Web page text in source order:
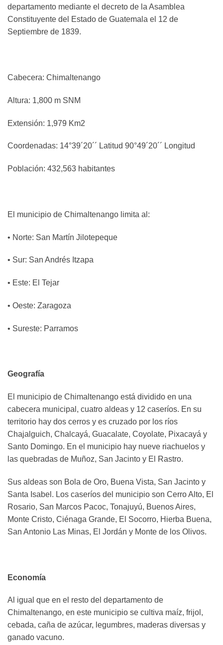
departamento mediante el decreto de la Asamblea
Constituyente del Estado de Guatemala el 12 de
Septiembre de 1839.
Cabecera: Chimaltenango
Altura: 1,800 m SNM
Extensión: 1,979 Km2
Coordenadas: 14°39´20´´ Latitud 90°49´20´´ Longitud
Población: 432,563 habitantes
El municipio de Chimaltenango limita al:
• Norte: San Martín Jilotepeque
• Sur: San Andrés Itzapa
• Este: El Tejar
• Oeste: Zaragoza
• Sureste: Parramos
Geografía
El municipio de Chimaltenango está dividido en una
cabecera municipal, cuatro aldeas y 12 caseríos. En su
territorio hay dos cerros y es cruzado por los ríos
Chajalguich, Chalcayá, Guacalate, Coyolate, Pixacayá y
Santo Domingo. En el municipio hay nueve riachuelos y
las quebradas de Muñoz, San Jacinto y El Rastro.
Sus aldeas son Bola de Oro, Buena Vista, San Jacinto y
Santa Isabel. Los caseríos del municipio son Cerro Alto, El
Rosario, San Marcos Pacoc, Tonajuyú, Buenos Aires,
Monte Cristo, Ciénaga Grande, El Socorro, Hierba Buena,
San Antonio Las Minas, El Jordán y Monte de los Olivos.
Economía
Al igual que en el resto del departamento de
Chimaltenango, en este municipio se cultiva maíz, frijol,
cebada, caña de azúcar, legumbres, maderas diversas y
ganado vacuno.